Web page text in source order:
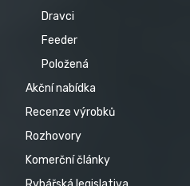
Dravci
Feeder
Položená
Akční nabídka
Recenze výrobků
Rozhovory
Komerční články